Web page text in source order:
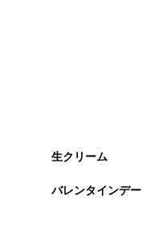
生クリーム
バレンタインデー